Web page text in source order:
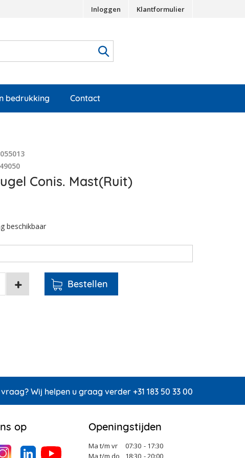
Inloggen Klantformulier
bedrukking Contact
Conis. Mast(Ruit)
beschikbaar
Wij helpen u graag verder +31 183 50 33 00
op Openingstijden
Ma t/m vr 07:30 - 17:30
Ma t/m do
18:30 - 20:00